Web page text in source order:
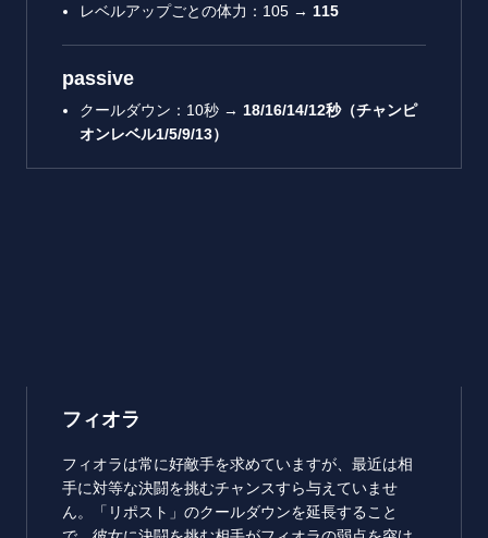
レベルアップごとの体力：105 → 115
passive
クールダウン：10秒 → 18/16/14/12秒（チャンピ
オンレベル1/5/9/13）
フィオラ
フィオラは常に好敵手を求めていますが、最近は相
手に対等な決闘を挑むチャンスすら与えていませ
ん。「リポスト」のクールダウンを延長すること